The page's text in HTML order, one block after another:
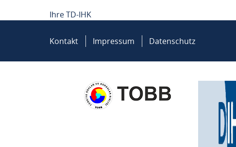
Ihre TD-IHK
Kontakt Impressum Datenschutz